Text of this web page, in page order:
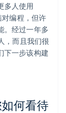
多人使用
编程，但许
。经过一年多
，而且我们很
下一步该构建
何看待